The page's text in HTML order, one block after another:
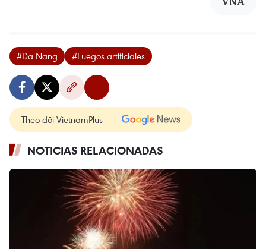
#Da Nang #Fuegos artificiales
Theo dõi VietnamPlus
NOTICIAS RELACIONADAS